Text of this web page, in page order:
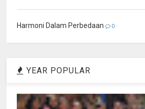
Harmoni Dalam Perbedaan 0
YEAR POPULAR